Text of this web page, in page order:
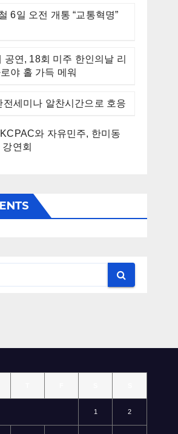
6일 오전 개통 “교통혁명”
공연, 18회 미주 한인의날 리
야 홀 가득 메워
세미나 알찬시간으로 호응
와 자유민주, 한미동
연회
1 2